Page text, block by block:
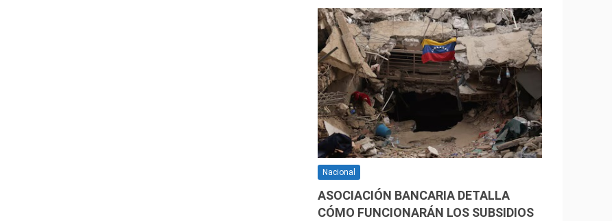
Nacional
ASOCIACIÓN BANCARIA DETALLA
CÓMO FUNCIONARÁN LOS SUBSIDIOS